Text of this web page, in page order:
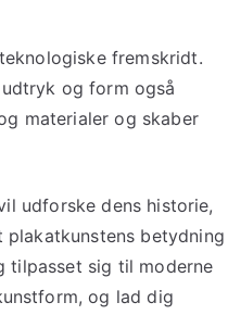
fremskridt.
og form også
materialer og skaber
udforske dens historie,
betydning
tilpasset sig til moderne
og lad dig